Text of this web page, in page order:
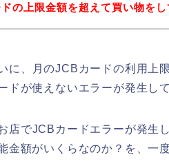
ドの上限金額を超えて買い物を
に、月のJCBカードの利用上
ドが使えないエラーが発生し
店でJCBカードエラーが発生
金額がいくらなのか？を、一